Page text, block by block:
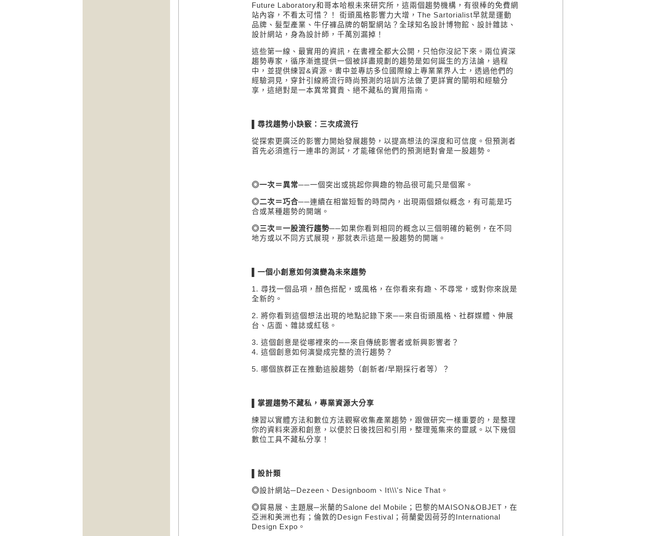
Future Laboratory和哥本哈根未來研究所，這兩個趨勢機構，有很棒的免費網
站內容，不看太可惜？！
街頭風格影響力大增， The Sartorialist早就是運動
品牌、髮型產業、牛仔褲品牌的朝聖網站？全球知名設計博物館、設計雜誌、
設計網站，身為設計師，千萬別漏掉！
這些第一線、最實用的資訊，在書裡全都大公開，只怕你沒記下來。兩位資深
趨勢專家，循序漸進提供一個被詳盡規劃的趨勢是如何誕生的方法論，過程
中，並提供練習&資源。書中並專訪多位國際線上專業業界人士，透過他們的
經驗洞見，穿針引線將流行時尚預測的培訓方法做了更詳實的闡明和經驗分
享，這絕對是一本異常寶貴、絕不藏私的實用指南。
▌尋找趨勢小訣竅：三次成流行
從探索更廣泛的影響力開始發展趨勢，以提高想法的深度和可信度。但預測者
首先必須進行一連串的測試，才能確保他們的預測絕對會是一股趨勢。
◎一次＝異常──一個突出或挑起你興趣的物品很可能只是個案。
◎二次＝巧合──連續在相當短暫的時間內，出現兩個類似概念，有可能是巧
合或某種趨勢的開端。
◎三次＝一股流行趨勢──如果你看到相同的概念以三個明確的範例，在不同
地方或以不同方式展現，那就表示這是一股趨勢的開端。
一個小創意如何演變為未來趨勢
1. 尋找一個品項，顏色搭配，或風格，在你看來有趣、不尋常，或對你來說是
全新的。
2. 將你看到這個想法出現的地點記錄下來──來自街頭風格、社群媒體、伸展
台、店面、雜誌或紅毯。
3. 這個創意是從哪裡來的──來自傳統影響者或新興影響者？
4. 這個創意如何演變成完整的流行趨勢？
5. 哪個族群正在推動這股趨勢（創新者/早期採行者等）？
掌握趨勢不藏私，專業資源大分享
練習以實體方法和數位方法觀察收集產業趨勢，跟做研究一樣重要的，是整理
你的資料來源和創意，以便於日後找回和引用，整理蒐集來的靈感。以下幾個
數位工具不藏私分享！
設計類
◎設計網站─Dezeen 、 Designboom 、 It\\\'s Nice That 。
◎貿易展、主題展─米蘭的Salone del Mobile ；巴黎的MAISON&OBJET ，在
亞洲和美洲也有；倫敦的Design Festival ；荷蘭愛因荷芬的International
Design Expo 。